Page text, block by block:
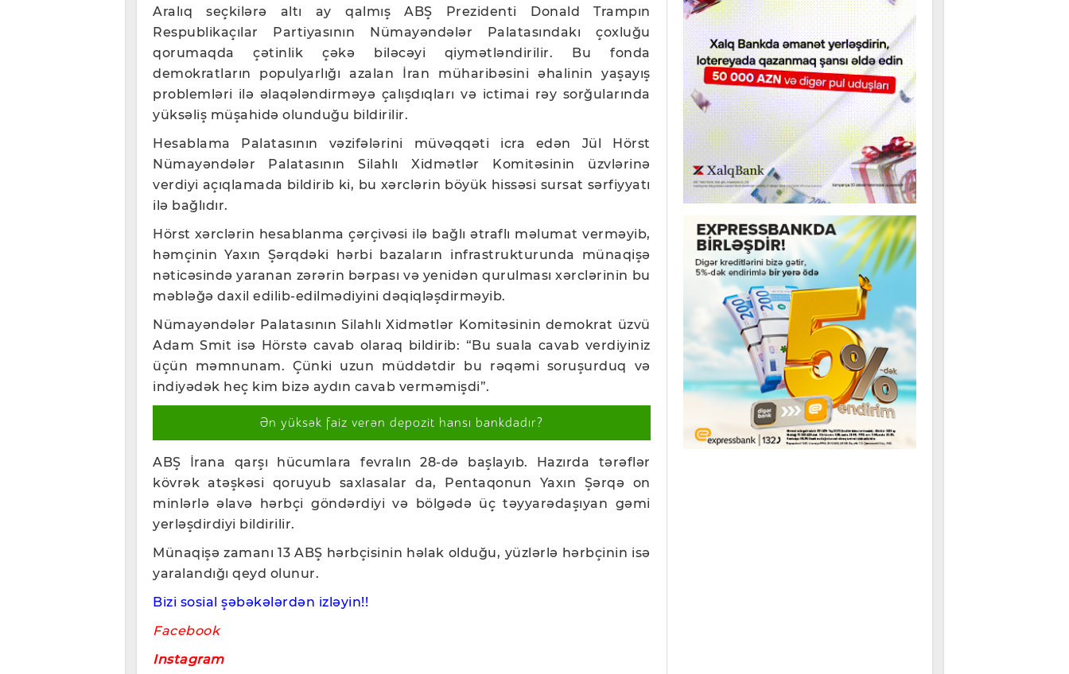
Aralıq seçkilərə altı ay qalmış ABŞ Prezidenti Donald Trampın
Respublikaçılar Partiyasının Nümayəndələr Palatasındakı çoxluğu
qorumaqda çətinlik çəkə biləcəyi qiymətləndirilir. Bu fonda
demokratların populyarlığı azalan İran müharibəsini əhalinin yaşayış
problemləri ilə əlaqələndirməyə çalışdıqları və ictimai rəy sorğularında
yüksəliş müşahidə olunduğu bildirilir.
Hesablama Palatasının vəzifələrini müvəqqəti icra edən Jül Hörst
Nümayəndələr Palatasının Silahlı Xidmətlər Komitəsinin üzvlərinə
verdiyi açıqlamada bildirib ki, bu xərclərin böyük hissəsi sursat sərfiyyatı
ilə bağlıdır.
Hörst xərclərin hesablanma çərçivəsi ilə bağlı ətraflı məlumat verməyib,
həmçinin Yaxın Şərqdəki hərbi bazaların infrastrukturunda münaqişə
nəticəsində yaranan zərərin bərpası və yenidən qurulması xərclərinin bu
məbləğə daxil edilib-edilmədiyini dəqiqləşdirməyib.
Nümayəndələr Palatasının Silahlı Xidmətlər Komitəsinin demokrat üzvü
Adam Smit isə Hörstə cavab olaraq bildirib: “Bu suala cavab verdiyiniz
üçün məmnunam. Çünki uzun müddətdir bu rəqəmi soruşurduq və
indiyədək heç kim bizə aydın cavab verməmişdi”.
Ən yüksək faiz verən depozit hansı bankdadır?
ABŞ İrana qarşı hücumlara fevralın 28-də başlayıb. Hazırda tərəflər
kövrək atəşkəsi qoruyub saxlasalar da, Pentaqonun Yaxın Şərqə on
minlərlə əlavə hərbçi göndərdiyi və bölgədə üç təyyarədaşıyan gəmi
yerləşdirdiyi bildirilir.
Münaqişə zamanı 13 ABŞ hərbçisinin həlak olduğu, yüzlərlə hərbçinin isə
yaralandığı qeyd olunur.
Bizi sosial şəbəkələrdən izləyin!!
Facebook
Instagram